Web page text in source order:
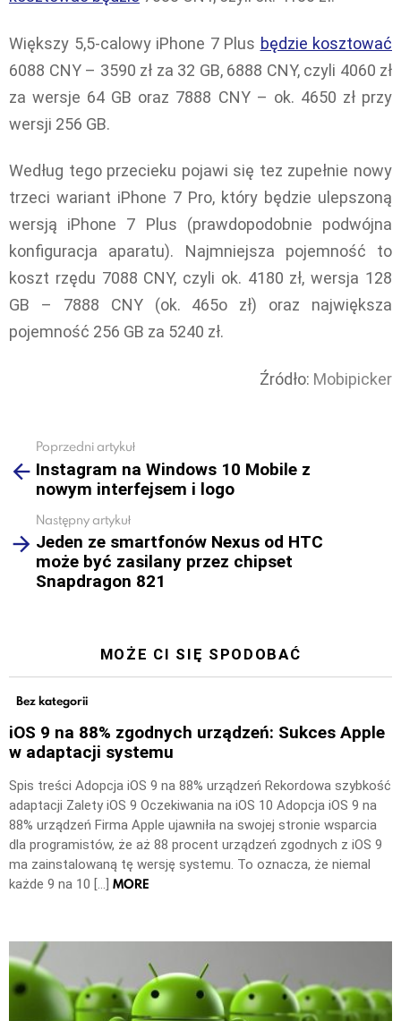
Większy 5,5-calowy iPhone 7 Plus będzie kosztować
6088 CNY – 3590 zł za 32 GB, 6888 CNY, czyli 4060 zł
za wersje 64 GB oraz 7888 CNY – ok. 4650 zł przy
wersji 256 GB.
Według tego przecieku pojawi się tez zupełnie nowy
trzeci wariant iPhone 7 Pro, który będzie ulepszoną
wersją iPhone 7 Plus (prawdopodobnie podwójna
konfiguracja aparatu). Najmniejsza pojemność to
koszt rzędu 7088 CNY, czyli ok. 4180 zł, wersja 128
GB – 7888 CNY (ok. 465o zł) oraz największa
pojemność 256 GB za 5240 zł.
Źródło: Mobipicker
more
Poprzedni artykuł
Instagram na Windows 10 Mobile z
nowym interfejsem i logo
Następny artykuł
Jeden ze smartfonów Nexus od HTC
może być zasilany przez chipset
Snapdragon 821
MOŻE CI SIĘ SPODOBAĆ
Bez kategorii
iOS 9 na 88% zgodnych urządzeń: Sukces Apple
w adaptacji systemu
Spis treści Adopcja iOS 9 na 88% urządzeń Rekordowa szybkość
adaptacji Zalety iOS 9 Oczekiwania na iOS 10 Adopcja iOS 9 na
88% urządzeń Firma Apple ujawniła na swojej stronie wsparcia
dla programistów, że aż 88 procent urządzeń zgodnych z iOS 9
ma zainstalowaną tę wersję systemu. To oznacza, że niemal
każde 9 na 10 […] MORE